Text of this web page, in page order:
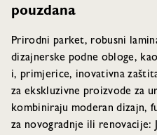
pouzdana
Prirodni parket, robusni
dizajnerske podne obloge,
i, primjerice, inovativna
za ekskluzivne proizvode za
kombiniraju moderan dizajn,
za novogradnje ili renovacije: